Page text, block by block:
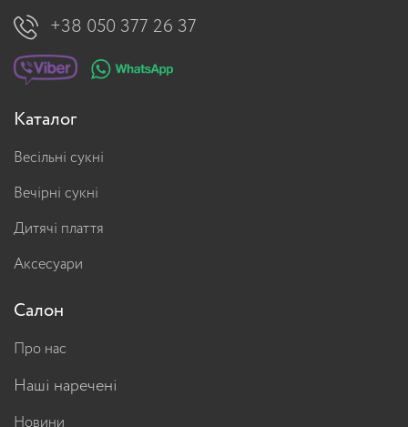
+38 050 377 26 37
Каталог
Весільні сукні
Вечірні сукні
Дитячі плаття
Аксесуари
Салон
Про нас
Наші наречені
Новини